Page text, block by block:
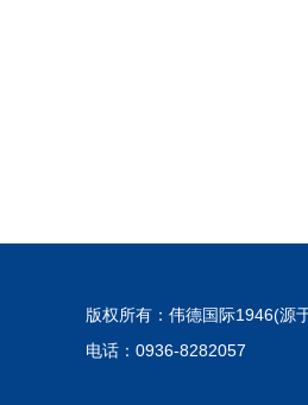
版权所有：伟德国际1946(
电话：0936-8282057